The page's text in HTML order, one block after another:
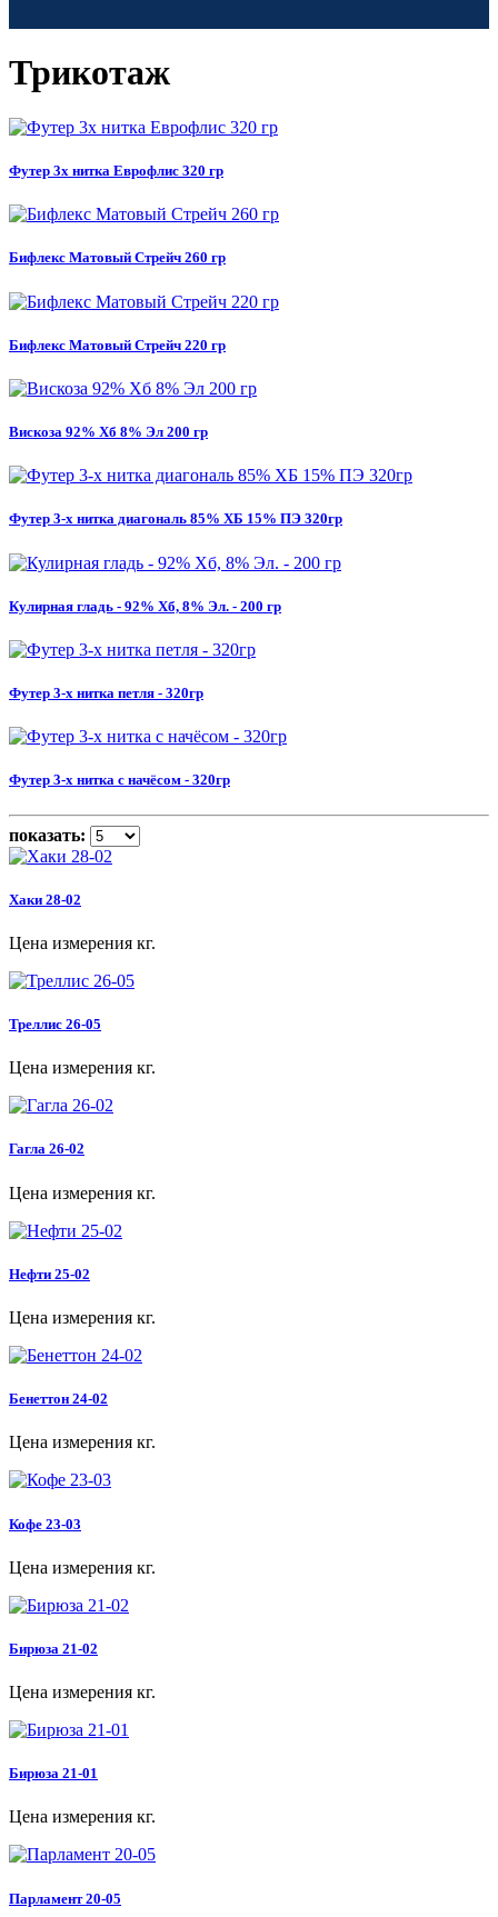
Трикотаж
Футер 3х нитка Еврофлис 320 гр
Бифлекс Матовый Стрейч 260 гр
Бифлекс Матовый Стрейч 220 гр
Вискоза 92% Хб 8% Эл 200 гр
Футер 3-х нитка диагональ 85% ХБ 15% ПЭ 320гр
Кулирная гладь - 92% Хб, 8% Эл. - 200 гр
Футер 3-х нитка петля - 320гр
Футер 3-х нитка с начёсом - 320гр
показать:
Хаки 28-02
Цена измерения кг.
Треллис 26-05
Цена измерения кг.
Гагла 26-02
Цена измерения кг.
Нефти 25-02
Цена измерения кг.
Бенеттон 24-02
Цена измерения кг.
Кофе 23-03
Цена измерения кг.
Бирюза 21-02
Цена измерения кг.
Бирюза 21-01
Цена измерения кг.
Парламент 20-05